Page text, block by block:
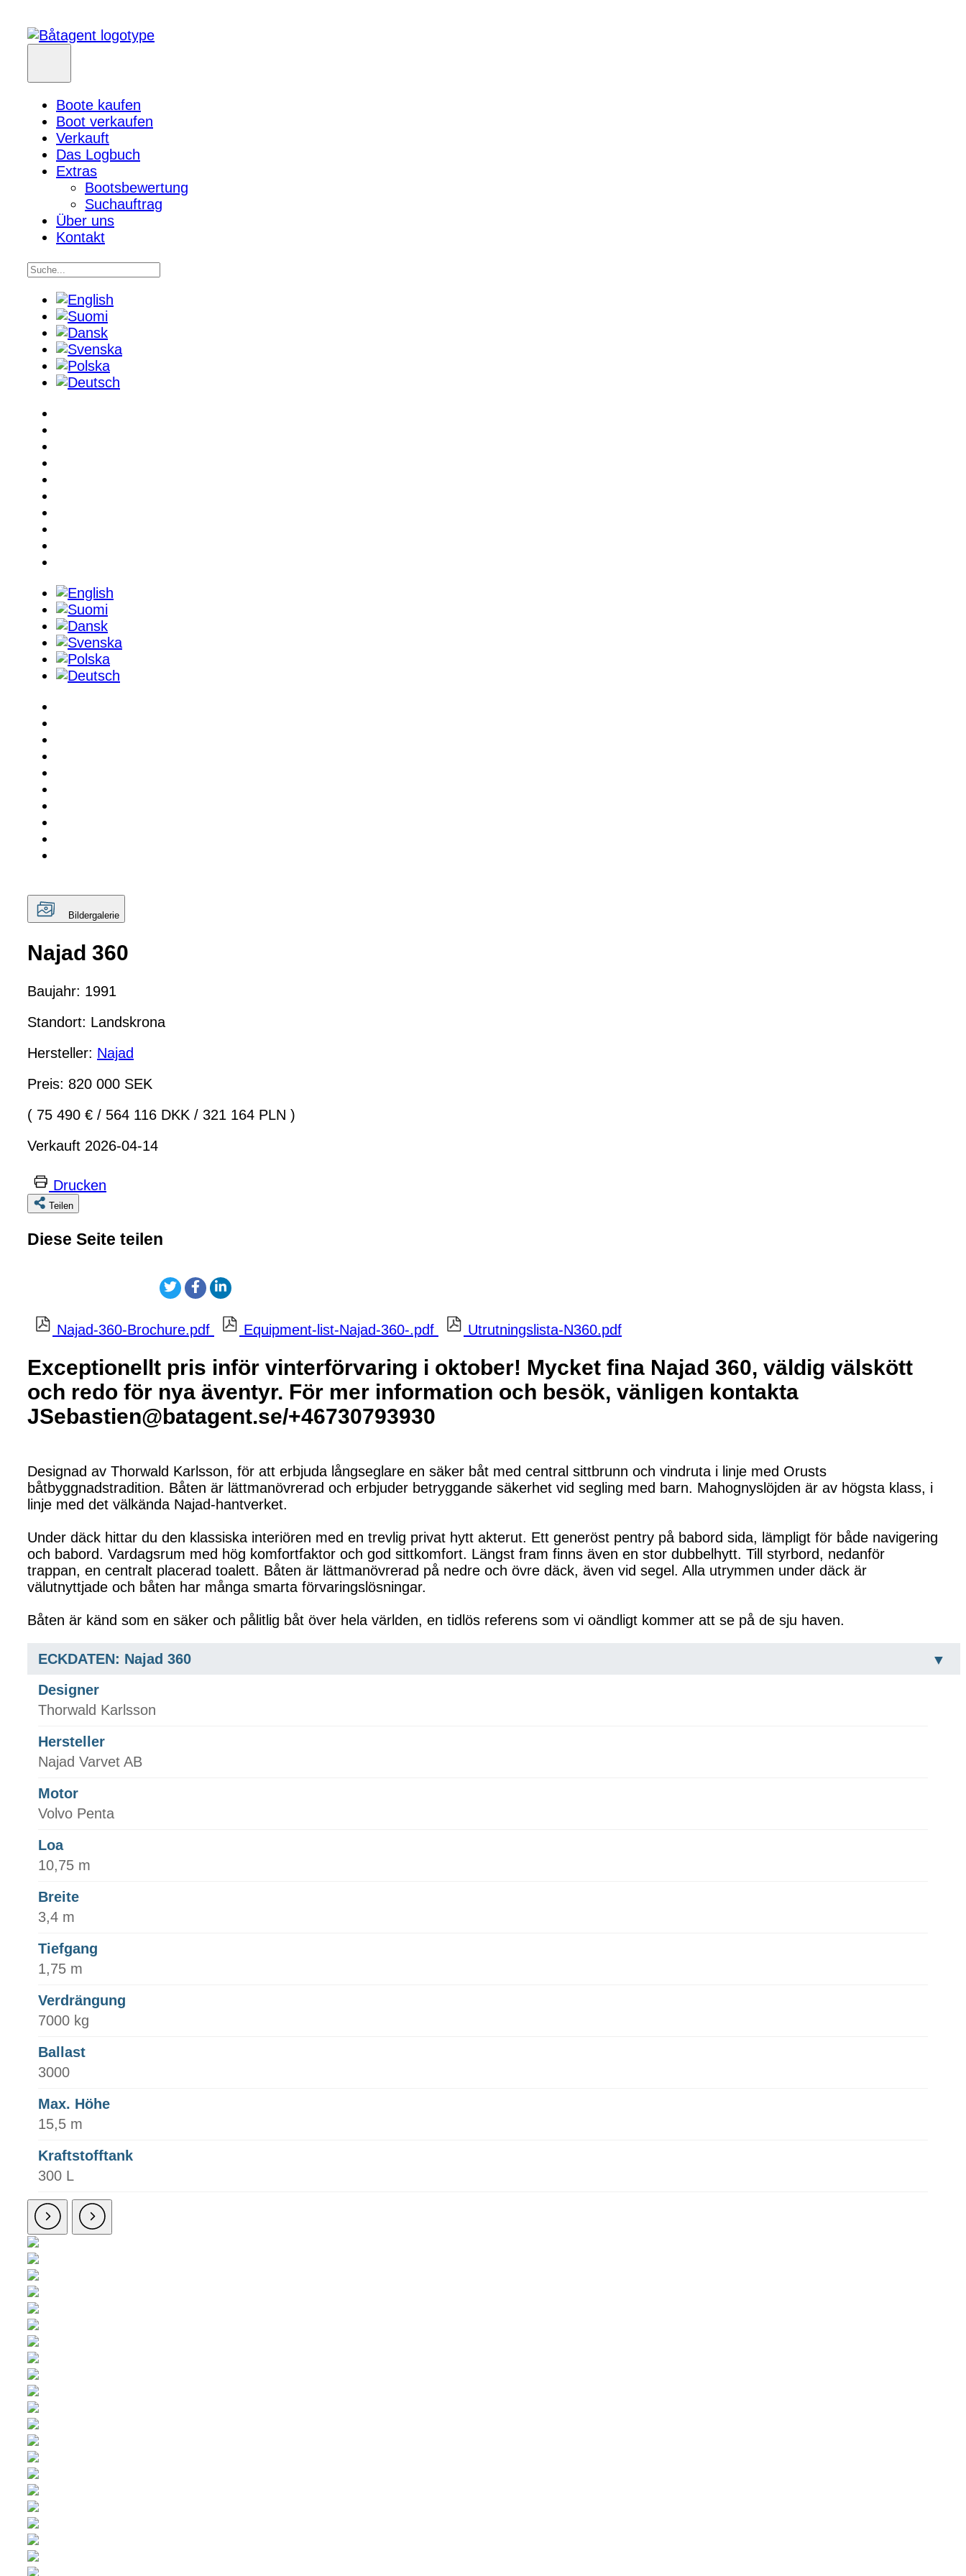
Boote kaufen
Boot verkaufen
Verkauft
Das Logbuch
Extras
Bootsbewertung
Suchauftrag
Über uns
Kontakt
Bildergalerie
Najad 360
Baujahr: 1991
Standort: Landskrona
Hersteller: Najad
Preis: 820 000 SEK
( 75 490 € / 564 116 DKK / 321 164 PLN )
Verkauft 2026-04-14
Drucken
Teilen
Diese Seite teilen
Najad-360-Brochure.pdf Equipment-list-Najad-360-.pdf Utrutningslista-N360.pdf
Exceptionellt pris inför vinterförvaring i oktober! Mycket fina Najad 360, väldig välskött
och redo för nya äventyr. För mer information och besök, vänligen kontakta
JSebastien@batagent.se/+46730793930
Designad av Thorwald Karlsson, för att erbjuda långseglare en säker båt med central sittbrunn och vindruta i linje med Orusts
båtbyggnadstradition. Båten är lättmanövrerad och erbjuder betryggande säkerhet vid segling med barn. Mahognyslöjden är av högsta klass, i
linje med det välkända Najad-hantverket.
Under däck hittar du den klassiska interiören med en trevlig privat hytt akterut. Ett generöst pentry på babord sida, lämpligt för både navigering
och babord. Vardagsrum med hög komfortfaktor och god sittkomfort. Längst fram finns även en stor dubbelhytt. Till styrbord, nedanför
trappan, en centralt placerad toalett. Båten är lättmanövrerad på nedre och övre däck, även vid segel. Alla utrymmen under däck är
välutnyttjade och båten har många smarta förvaringslösningar.
Båten är känd som en säker och pålitlig båt över hela världen, en tidlös referens som vi oändligt kommer att se på de sju haven.
ECKDATEN: Najad 360
Designer
Thorwald Karlsson
Hersteller
Najad Varvet AB
Motor
Volvo Penta
Loa
10,75 m
Breite
3,4 m
Tiefgang
1,75 m
Verdrängung
7000 kg
Ballast
3000
Max. Höhe
15,5 m
Kraftstofftank
300 L